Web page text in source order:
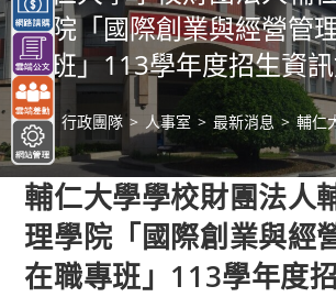
學院「國際創業與經營管
專班」113學年度招生資
> 行政團隊 > 人事室 > 最新消息 > 輔仁
輔仁大學學校財團法人
理學院「國際創業與經
在職專班」113學年度